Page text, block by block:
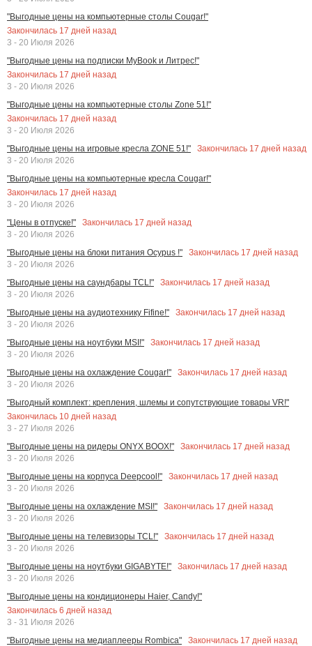
"Выгодные цены на компьютерные столы Cougar!"
Закончилась 17 дней назад
3 - 20 Июля 2026
"Выгодные цены на подписки MyBook и Литрес!"
Закончилась 17 дней назад
3 - 20 Июля 2026
"Выгодные цены на компьютерные столы Zone 51!"
Закончилась 17 дней назад
3 - 20 Июля 2026
"Выгодные цены на игровые кресла ZONE 51!"
Закончилась 17 дней назад
3 - 20 Июля 2026
"Выгодные цены на компьютерные кресла Cougar!"
Закончилась 17 дней назад
3 - 20 Июля 2026
"Цены в отпуске!"
Закончилась 17 дней назад
3 - 20 Июля 2026
"Выгодные цены на блоки питания Ocypus !"
Закончилась 17 дней назад
3 - 20 Июля 2026
"Выгодные цены на саундбары TCL!"
Закончилась 17 дней назад
3 - 20 Июля 2026
"Выгодные цены на аудиотехнику Fifine!"
Закончилась 17 дней назад
3 - 20 Июля 2026
"Выгодные цены на ноутбуки MSI!"
Закончилась 17 дней назад
3 - 20 Июля 2026
"Выгодные цены на охлаждение Cougar!"
Закончилась 17 дней назад
3 - 20 Июля 2026
"Выгодный комплект: крепления, шлемы и сопутствующие товары VR!"
Закончилась 10 дней назад
3 - 27 Июля 2026
"Выгодные цены на ридеры ONYX BOOX!"
Закончилась 17 дней назад
3 - 20 Июля 2026
"Выгодные цены на корпуса Deepcool!"
Закончилась 17 дней назад
3 - 20 Июля 2026
"Выгодные цены на охлаждение MSI!"
Закончилась 17 дней назад
3 - 20 Июля 2026
"Выгодные цены на телевизоры TCL!"
Закончилась 17 дней назад
3 - 20 Июля 2026
"Выгодные цены на ноутбуки GIGABYTE!"
Закончилась 17 дней назад
3 - 20 Июля 2026
"Выгодные цены на кондиционеры Haier, Candy!"
Закончилась 6 дней назад
3 - 31 Июля 2026
"Выгодные цены на медиаплееры Rombica"
Закончилась 17 дней назад